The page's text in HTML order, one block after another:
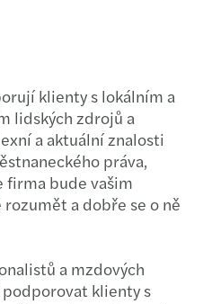
klienty s lokálním a
lidských zdrojů a
a aktuální znalosti
práva,
firma bude vašim
a dobře se o ně
a mzdových
klienty s